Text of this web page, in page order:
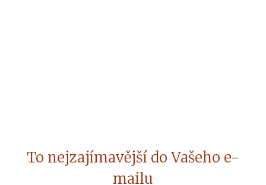
To nejzajímavější do Vašeho e-
mailu